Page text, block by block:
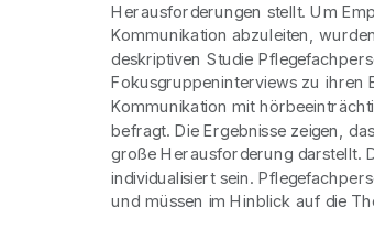
Herausforderungen stellt. Um
Kommunikation abzuleiten,
deskriptiven Studie
Fokusgruppeninterviews zu ihren
Kommunikation mit
befragt. Die Ergebnisse zeigen,
große Herausforderung darstellt.
individualisiert sein.
und müssen im Hinblick auf die